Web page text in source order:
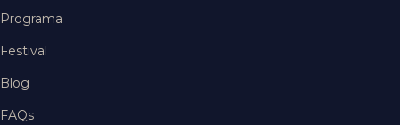
Programa
Festival
Blog
FAQs